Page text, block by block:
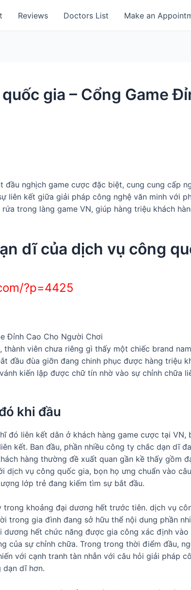
Reviews Doctors List Make an
gia – Cổng Game
nghịch game cược đặc biệt, cung cung cấp
liên kết giữa giải pháp công nghệ văn minh với
trong làng game VN, giúp hàng triệu khách
dĩ của dịch vụ công
?p=4425
viên chưa riêng gì thấy một chiếc brand
đầu đùa giỡn đang chinh phục được hàng triệu
kiến lập được chữ tín nhờ vào sự chỉnh chữa
khi đầu
đó liên kết dân ở khách hàng game cược tại
kết. Ban đầu, phần nhiều công ty chắc dạn dĩ
hàng thường đề xuất quan gần kề thấy gồm
dịch vụ công quốc gia, bọn họ ưng chuẩn vào
lớp trẻ đang kiếm tìm sự bắt đầu.
khoảng đại dương hết trước tiên. dịch vụ
trong gia đình đang sở hữu thể nội dung phần
hết chức năng được gia công xác định
của sự chỉnh chữa. Trong trong thời điểm đầu,
với cạnh tranh tàn nhẫn với câu hỏi giải pháp
dĩ hơn.